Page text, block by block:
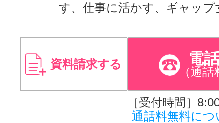
す、仕事に活かす、ギャップ
資料請求する 電
（通話
［受付時間］
通話料無料につ